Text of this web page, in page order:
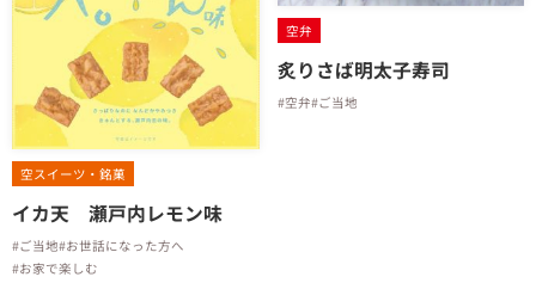
空スイーツ・銘菓
イカ天 瀬戸内レモン味
#ご当地#お世話になった方へ
#お家で楽しむ
空弁
炙りさば明太子寿司
#空弁#ご当地